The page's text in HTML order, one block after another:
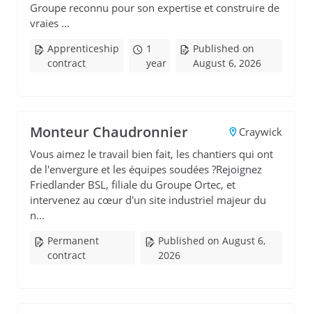
Groupe reconnu pour son expertise et construire de
vraies ...
Apprenticeship
contract
1
year
Published on
August 6, 2026
Monteur Chaudronnier
Craywick
Vous aimez le travail bien fait, les chantiers qui ont
de l'envergure et les équipes soudées ?Rejoignez
Friedlander BSL, filiale du Groupe Ortec, et
intervenez au cœur d'un site industriel majeur du
n...
Permanent
contract
Published on August 6,
2026